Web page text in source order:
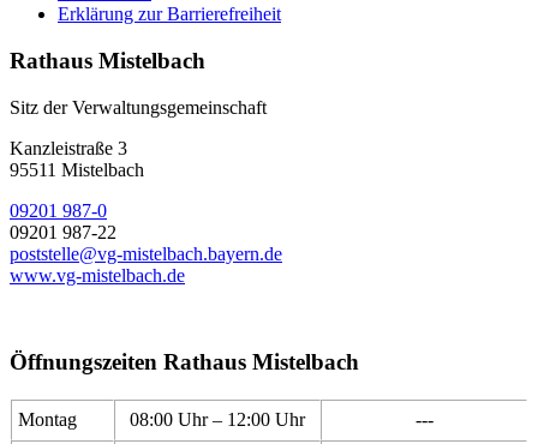
Erklärung zur Barrierefreiheit
Rathaus Mistelbach
Sitz der Verwaltungsgemeinschaft
Kanzleistraße 3
95511 Mistelbach
09201 987-0
09201 987-22
poststelle@vg-mistelbach.bayern.de
www.vg-mistelbach.de
Öffnungszeiten Rathaus Mistelbach
Montag 08:00 Uhr – 12:00 Uhr
---